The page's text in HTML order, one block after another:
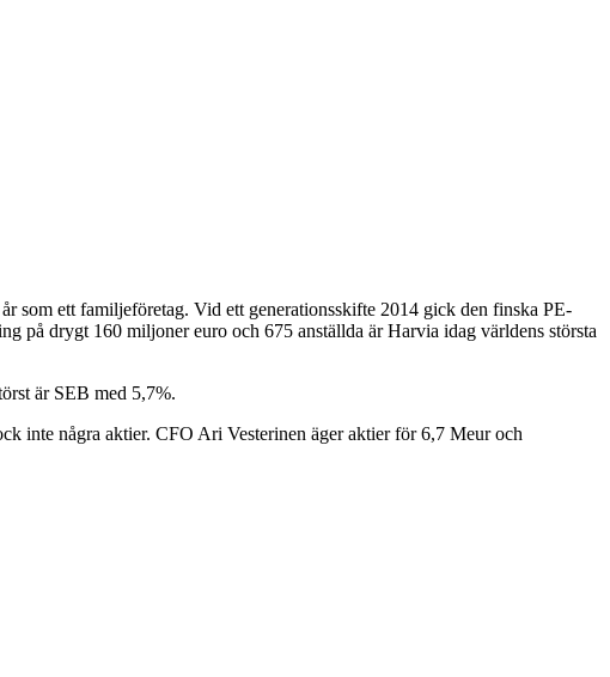
som ett familjeföretag. Vid ett generationsskifte 2014 gick den finska PE-
på drygt 160 miljoner euro och 675 anställda är Harvia idag världens största
är SEB med 5,7%.
inte några aktier. CFO Ari Vesterinen äger aktier för 6,7 Meur och